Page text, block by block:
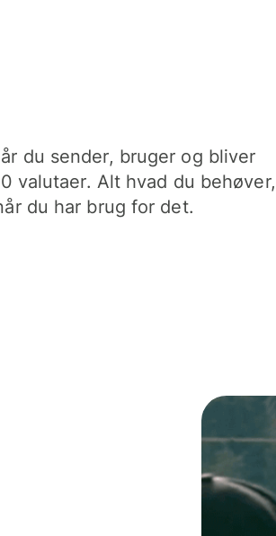
du sender, bruger og bliver
valutaer. Alt hvad du behøver,
du har brug for det.